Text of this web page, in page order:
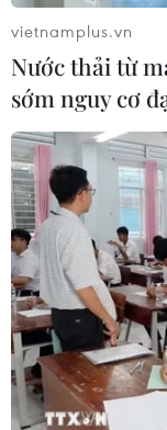
vietnamplus.vn
Nước thải từ
sớm nguy cơ